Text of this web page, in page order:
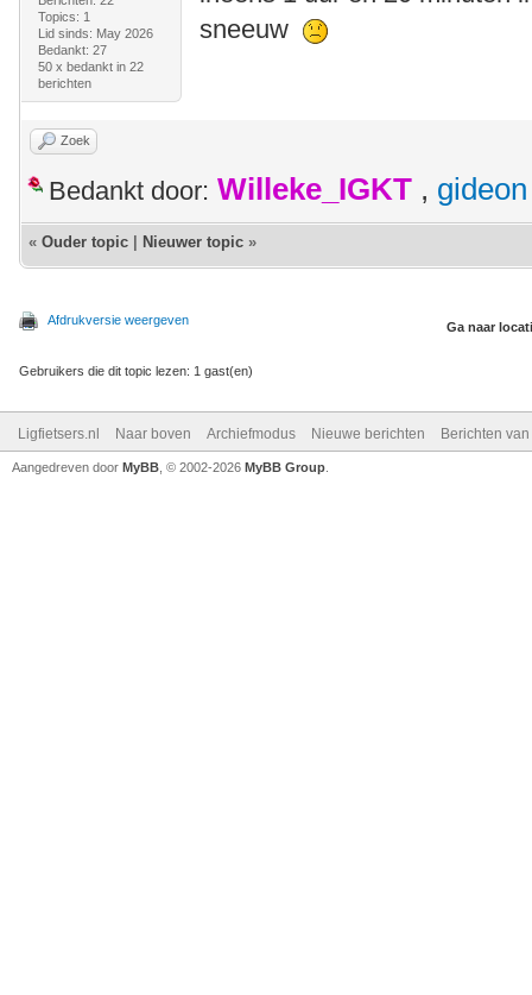
Topics: 1
Lid sinds: May 2026
Bedankt: 27
50 x bedankt in 22
berichten
sneeuw
Zoek
Bedankt door: Willeke_IGKT , gideon
« Ouder topic Nieuwer topic »
Afdrukversie weergeven Ga naar
Gebruikers die dit topic lezen: 1 gast(en)
Ligfietsers.nl Naar boven Archiefmodus Nieuwe berichten Berichten
Aangedreven door MyBB , © 2002-2026 MyBB Group